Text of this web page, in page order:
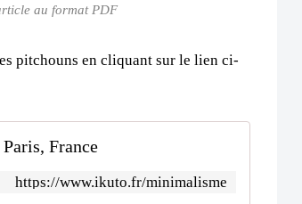
au format PDF
pitchouns en cliquant sur le lien ci-
France
https://www.ikuto.fr/minimalisme